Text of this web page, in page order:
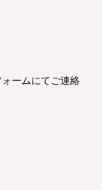
ームにてご連絡